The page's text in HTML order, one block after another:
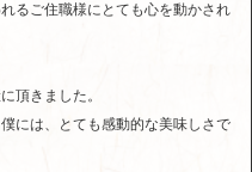
るご住職様にとても心を動かされ
頂きました。
には、とても感動的な美味しさで